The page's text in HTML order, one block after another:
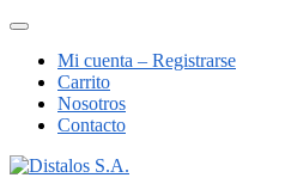
Saltar
contenido
Menú
barra
superior
Mi cuenta – Registrarse
Carrito
Nosotros
Contacto